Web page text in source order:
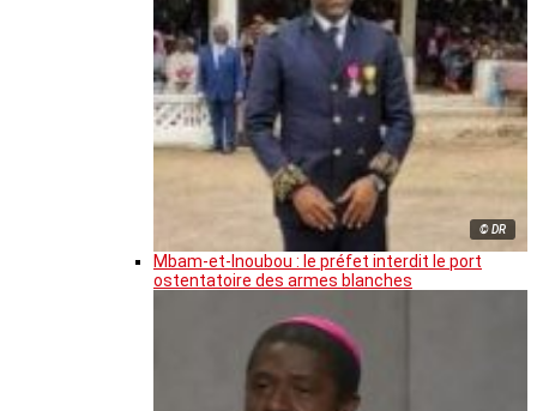
© DR
Mbam-et-Inoubou : le préfet interdit le port
ostentatoire des armes blanches